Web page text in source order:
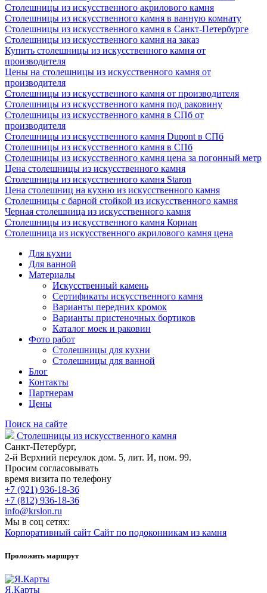
Столешницы из искусственного акрилового камня
Столешницы из искусственного камня в ванную комнату
Столешницы из искусственного камня в Санкт-Петербурге
Столешницы из искусственного камня на заказ
Купить столешницы из искусственного камня от
производителя
Цены на столешницы из искусственного камня от
производителя
Столешницы из искусственного камня от производителя
Столешницы из искусственного камня под раковину
Столешницы из искусственного камня в СПб от
производителя
Столешницы из искусственного камня Dupont в СПб
Столешницы из искусственного камня в СПб
Столешницы из искусственного камня цена за погонный метр
Цена столешницы из искусственного камня
Столешницы из искусственного камня Staron
Цена столешниц на кухню из искусственного камня
Столешницы с барной стойкой из искусственного камня
Черная столешница из искусственного камня
Столешницы из искусственного камня Кориан
Столешница из искусственного акрилового камня цена
Для кухни
Для ванной
Материалы
Искусственный камень
Сертификаты искусственного камня
Варианты передних кромок
Варианты пристеночных бортиков
Каталог моек и раковин
Фото работ
Столешницы для кухни
Столешницы для ванной
Блог
Контакты
Партнерам
Цены
Поиск на сайте
Столешницы из искусственного камня
Санкт-Петербург,
2-й Верхний переулок дом. 5, лит. И, пом. 99.
Просим согласовывать
время визита по телефону
+7 (921) 936-18-36
+7 (812) 936-18-36
info@krslon.ru
Мы в соц сетях:
Корпоративный сайт Сайт по подоконникам из камня
Проложить маршрут
Я.Карты